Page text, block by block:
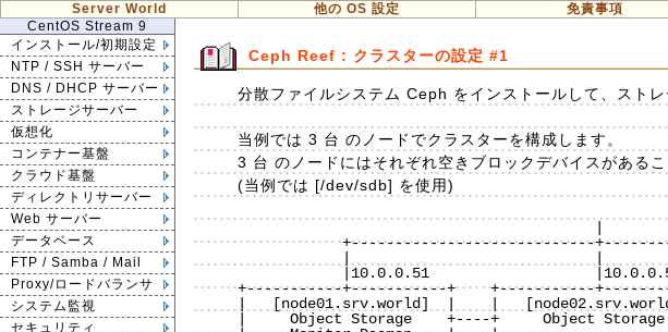
Server World 他の OS 設定 免責事項
CentOS Stream 9
インストール/初期設定
NTP / SSH サーバー
DNS / DHCP サーバー
ストレージサーバー
仮想化
コンテナー基盤
クラウド基盤
ディレクトリサーバー
Web サーバー
データベース
FTP / Samba / Mail
Proxy/ロードバランサ
システム監視
セキュリティ
Ceph Reef : クラスターの設定 #1
分散ファイルシステム Ceph をインストールして、ストレ
当例では 3 台 のノードでクラスターを構成します。
3 台 のノードにはそれぞれ空きブロックデバイスがあるこ
(当例では [/dev/sdb] を使用)
            +----------------------------+----------------------------+
+-----------+-----------+    +-----------
|   [node01.srv.world]  |    |
|     Object Storage    +----+     Object